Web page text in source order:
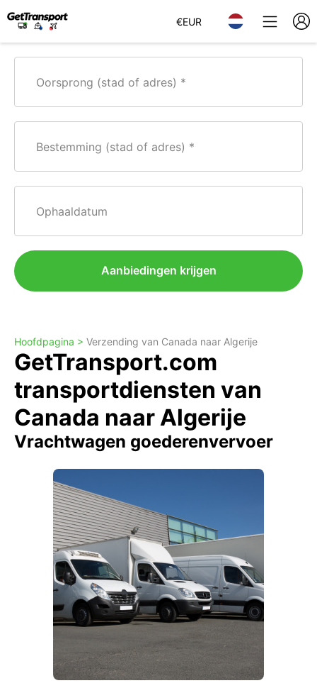
€EUR
Oorsprong (stad of adres)
Bestemming (stad of adres)
Ophaaldatum
Aanbiedingen krijgen
Hoofdpagina > Verzending van Canada naar Algerije
GetTransport.com
transportdiensten van
Canada naar Algerije
Vrachtwagen goederenvervoer